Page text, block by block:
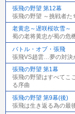
張飛の野望 第12幕
張飛の野望 ～挑戦者た
老黄忠～遅咲桜吹雪～
蜀の老将黄忠が蜀の危
バトル・オブ・張飛
張飛VS趙雲…夢の対決
張飛の野望 第1幕
張飛の野望はすべて
る序曲
張飛の野望 第9幕(後)
張飛は生き返る為の最